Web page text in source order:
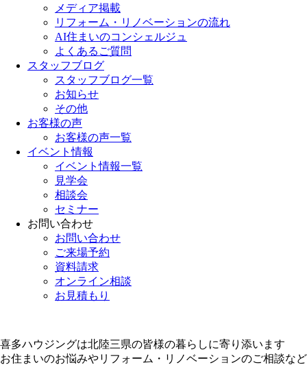
メディア掲載
リフォーム・リノベーションの流れ
AI住まいのコンシェルジュ
よくあるご質問
スタッフブログ
スタッフブログ一覧
お知らせ
その他
お客様の声
お客様の声一覧
イベント情報
イベント情報一覧
見学会
相談会
セミナー
お問い合わせ
お問い合わせ
ご来場予約
資料請求
オンライン相談
お見積もり
喜多ハウジングは北陸三県の皆様の暮らしに寄り添います
お住まいのお悩みやリフォーム・リノベーションのご相談など